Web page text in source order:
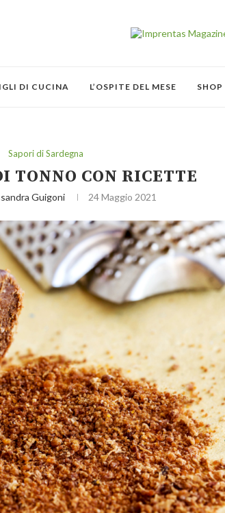
DI CUCINA L’OSPITE DEL MESE SHOP
Sapori di Sardegna
TONNO CON RICETTE
Guigoni 24 Maggio 2021